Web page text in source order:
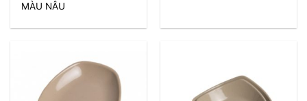
MÀU NÂU